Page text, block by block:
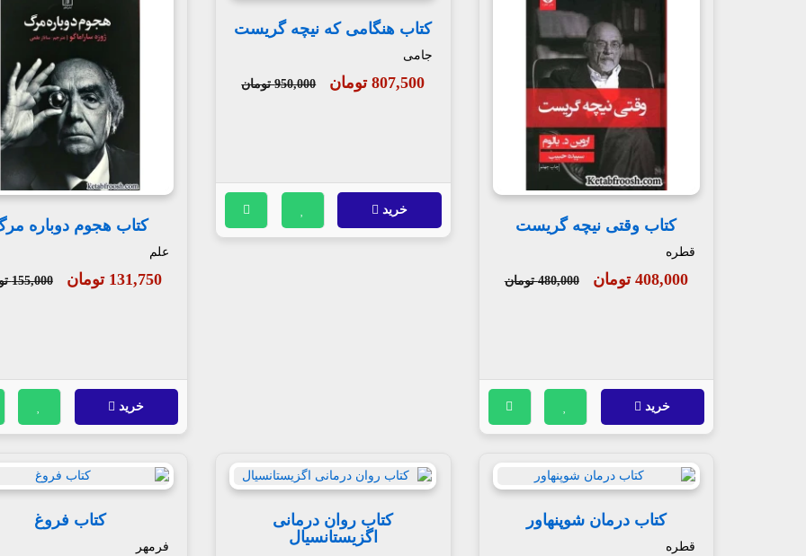
کتاب وقتی نیچه گریست
قطره
408,000 تومان 480,000 تومان
خرید
کتاب هنگامی که نیچه گریست
جامی
807,500 تومان 950,000 تومان
خرید
کتاب هجوم دوباره
علم
131,750 تومان 155,000 تومان
خرید
کتاب درمان شوپنهاور
قطره
کتاب روان درمانی
اگزیستانسیال
کتاب فروغ
فرمهر